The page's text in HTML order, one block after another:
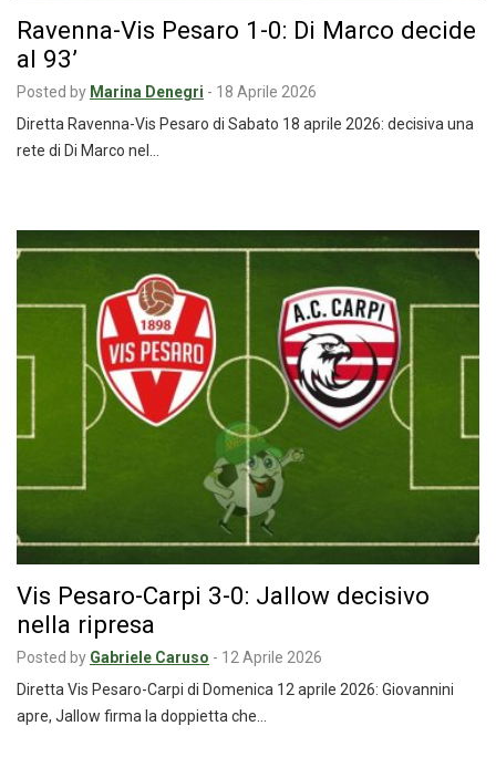
Ravenna-Vis Pesaro 1-0: Di Marco decide
al 93’
Posted by Marina Denegri - 18 Aprile 2026
Diretta Ravenna-Vis Pesaro di Sabato 18 aprile 2026: decisiva una
rete di Di Marco nel…
Vis Pesaro-Carpi 3-0: Jallow decisivo
nella ripresa
Posted by Gabriele Caruso - 12 Aprile 2026
Diretta Vis Pesaro-Carpi di Domenica 12 aprile 2026: Giovannini
apre, Jallow firma la doppietta che…